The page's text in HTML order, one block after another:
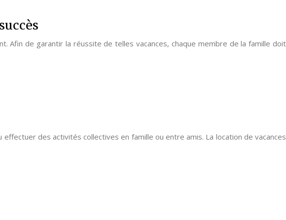
Afin de garantir la réussite de telles vacances, chaque membre de la famille doit
des activités collectives en famille ou entre amis. La location de vacances